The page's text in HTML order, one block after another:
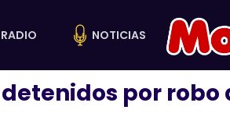
NOTICIAS
por robo